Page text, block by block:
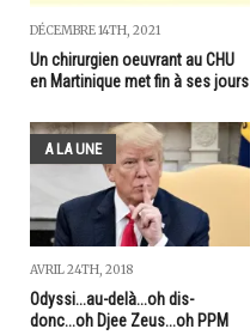
DÉCEMBRE 14TH, 2021
Un chirurgien oeuvrant au CHU
en Martinique met fin à ses jours
A LA UNE
AVRIL 24TH, 2018
Odyssi...au-delà...oh dis-
donc...oh Djee Zeus...oh PPM